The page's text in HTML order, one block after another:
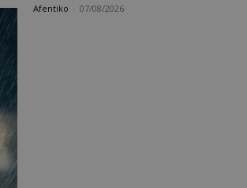
Afentiko 07/08/2026